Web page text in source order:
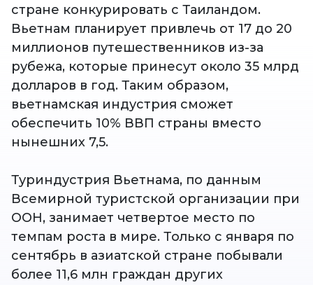
стране конкурировать с Таиландом.
Вьетнам планирует привлечь от 17 до 20
миллионов путешественников из-за
рубежа, которые принесут около 35 млрд
долларов в год. Таким образом,
вьетнамская индустрия сможет
обеспечить 10% ВВП страны вместо
нынешних 7,5.
Туриндустрия Вьетнама, по данным
Всемирной туристской организации при
ООН, занимает четвертое место по
темпам роста в мире. Только с января по
сентябрь в азиатской стране побывали
более 11,6 млн граждан других